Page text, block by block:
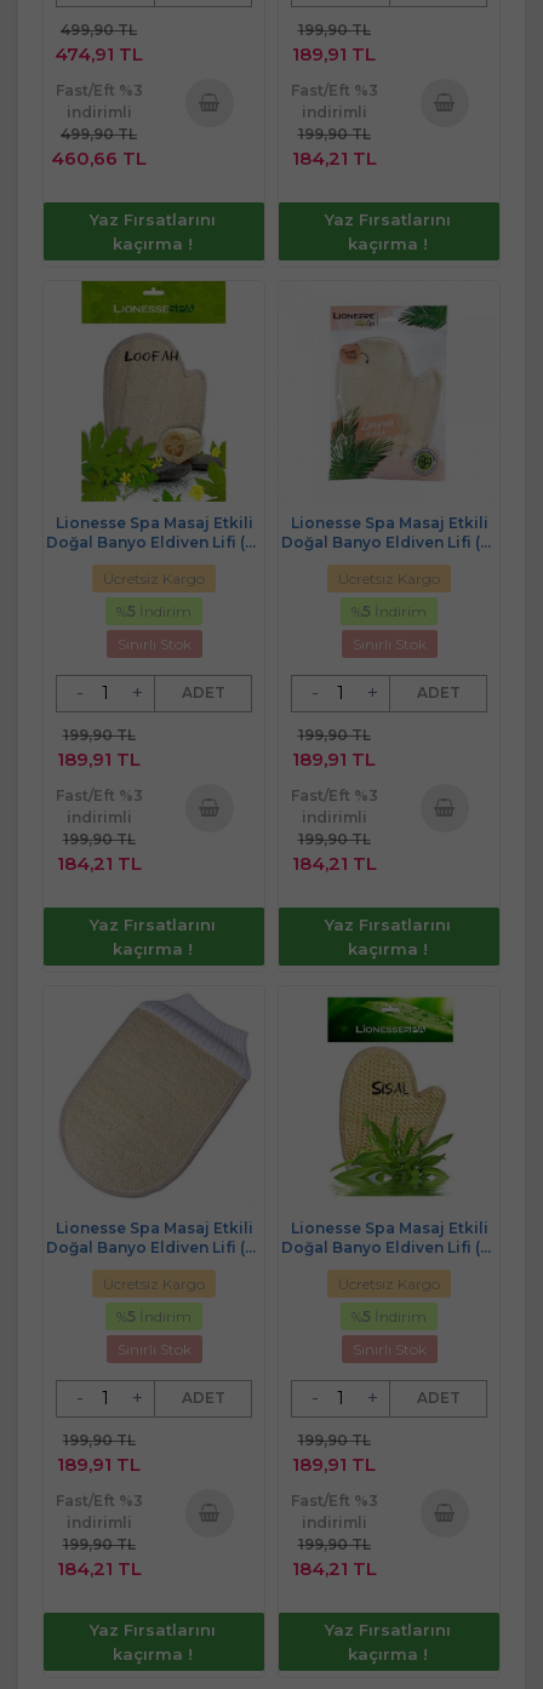
499,90 TL
474,91 TL
Fast/Eft %3
indirimli
499,90 TL
460,66 TL
Yaz Fırsatlarını
kaçırma !
199,90 TL
189,91 TL
Fast/Eft %3
indirimli
199,90 TL
184,21 TL
Yaz Fırsatlarını
kaçırma !
Lionesse Spa Masaj Etkili
Doğal Banyo Eldiven Lifi (R-
430)
Ücretsiz Kargo
%5 İndirim
Sınırlı Stok
- + ADET
199,90 TL
189,91 TL
Fast/Eft %3
indirimli
199,90 TL
184,21 TL
Yaz Fırsatlarını
kaçırma !
Lionesse Spa Masaj Etkili
Doğal Banyo Eldiven Lifi (R-
431)
Ücretsiz Kargo
%5 İndirim
Sınırlı Stok
- + ADET
199,90 TL
189,91 TL
Fast/Eft %3
indirimli
199,90 TL
184,21 TL
Yaz Fırsatlarını
kaçırma !
Lionesse Spa Masaj Etkili
Doğal Banyo Eldiven Lifi (R-
432)
Ücretsiz Kargo
%5 İndirim
Sınırlı Stok
- + ADET
199,90 TL
189,91 TL
Fast/Eft %3
indirimli
199,90 TL
184,21 TL
Yaz Fırsatlarını
kaçırma !
Lionesse Spa Masaj Etkili
Doğal Banyo Eldiven Lifi (R-
433)
Ücretsiz Kargo
%5 İndirim
Sınırlı Stok
- + ADET
199,90 TL
189,91 TL
Fast/Eft %3
indirimli
199,90 TL
184,21 TL
Yaz Fırsatlarını
kaçırma !